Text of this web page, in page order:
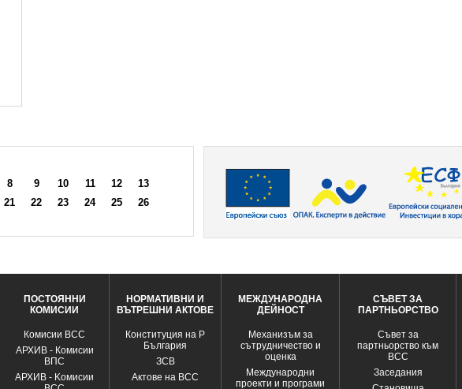
8 9 10 11 12
13
21 22 23 24 25
26
ПОСТОЯННИ
КОМИСИИ
Комисии ВСС
АРХИВ - Комисии
ВПС
АРХИВ - Kомисии
НОРМАТИВНИ И
ВЪТРЕШНИ АКТОВЕ
Конституция на Р
България
ЗСВ
Актове на ВСС
МЕЖДУНАРОДНА
ДЕЙНОСТ
Механизъм за
сътрудничество и
оценка
Международни
проекти и програми
СЪВЕТ ЗА
ПАРТНЬОРСТВО
Съвет за
партньорство към
ВСС
Заседания